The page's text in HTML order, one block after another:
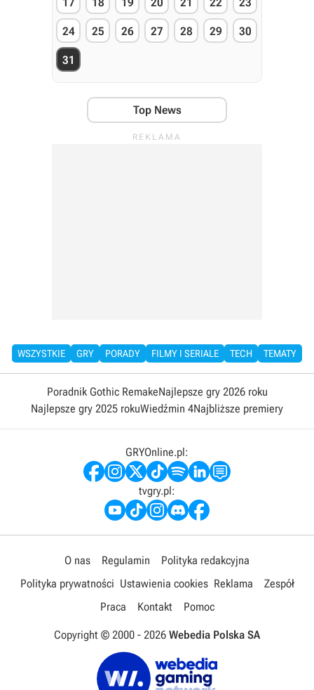
24 25 26 27 28 29 30
31
Top News
WSZYSTKIE GRY PORADY FILMY I SERIALE TECH TEMATY
Poradnik Gothic RemakeNajlepsze gry 2026 roku
Najlepsze gry 2025 rokuWiedźmin 4Najbliższe premiery
GRYOnline.pl:
tvgry.pl:
O nas Regulamin
Polityka redakcyjna
Polityka prywatności Ustawienia cookies Reklama
Zespół
Praca
Kontakt Pomoc
Copyright © 2000 - 2026 Webedia Polska SA